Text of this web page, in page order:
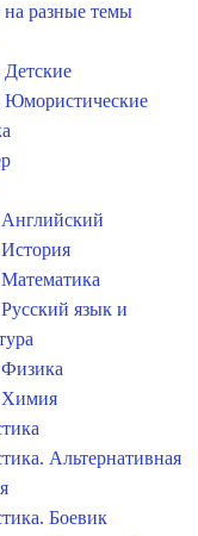
на разные темы
язык и
Химия
Альтернативная
Боевик